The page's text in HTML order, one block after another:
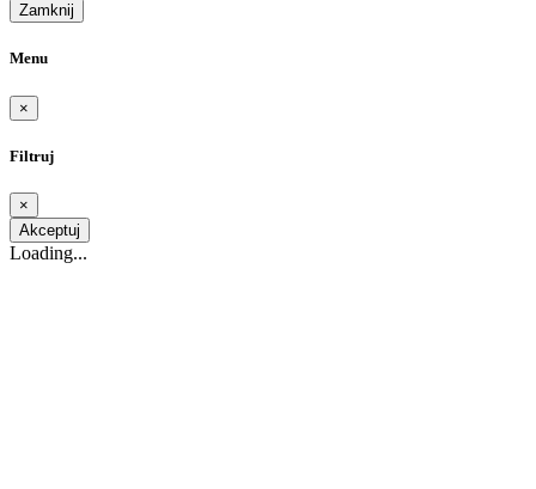
Zamknij
Menu
×
Filtruj
×
Akceptuj
Loading...